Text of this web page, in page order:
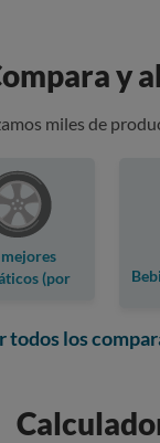
y
miles de
mejores
(por
todos los